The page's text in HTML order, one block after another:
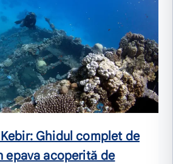
Ghidul complet de
epava acoperită de